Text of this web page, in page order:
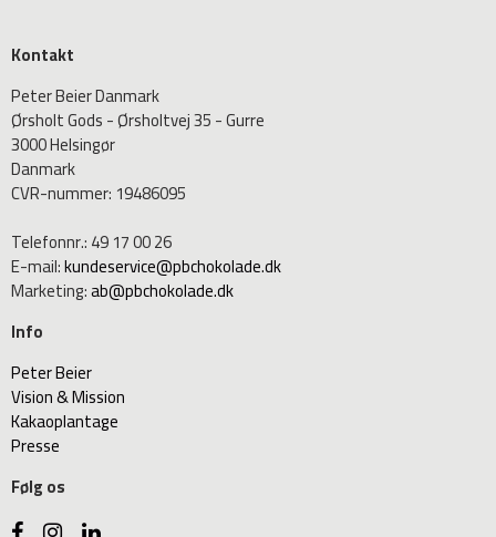
Kontakt
Peter Beier Danmark
Ørsholt Gods - Ørsholtvej 35 - Gurre
3000 Helsingør
Danmark
CVR-nummer: 19486095
Telefonnr.:49 17 00 26
E-mail:kundeservice@pbchokolade.dk
Marketing:ab@pbchokolade.dk
Info
Peter Beier
Vision & Mission
Kakaoplantage
Presse
Følg os